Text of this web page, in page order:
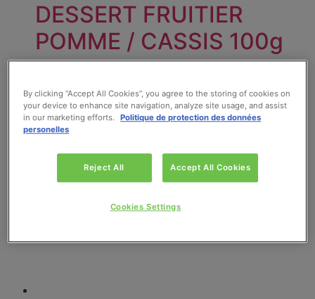
DESSERT FRUITIER
POMME / CASSIS 100g
By clicking “Accept All Cookies”, you agree to the storing of cookies on
your device to enhance site navigation, analyze site usage, and assist
in our marketing efforts.
Politique de protection des données
personelles
Reject All Accept All Cookies
Cookies Settings